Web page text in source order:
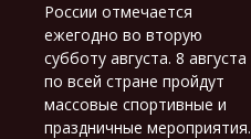
России отмечается
ежегодно во вторую
субботу августа. 8 августа
по всей стране пройдут
массовые спортивные и
праздничные мероприятия.